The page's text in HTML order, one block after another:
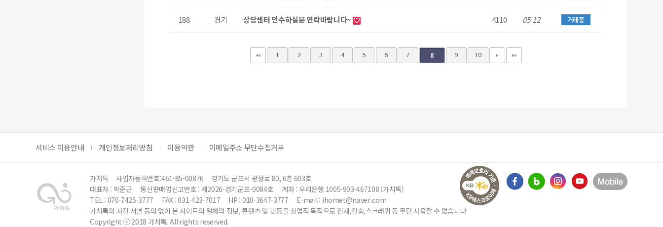
188 경기 상담센터 인수하실분 연락바랍니다~ 4110 05-12 거래중
1 2 3 4 5 6 7 8 9 10
다음
서비스 이용안내 개인정보처리방침 이용약관 이메일주소 무단수집거부
가치톡 사업자등록번호:461-85-00876
경기도 군포시 광정로 80, 6층 603호
대표자 : 박준근
통신판매업신고번호 : 제2026-경기군포-0084호
계좌 : 우리은행 1005-903-467108 (가치톡)
TEL : 070-7425-3777
FAX : 031-423-7017 HP : 010-3647-3777
E-mail : ihomet@naver.com
가치톡의 사전 서면 동의 없이 본 사이트의 일체의 정보, 콘텐츠 및 UI등을 상업적 목적으로 전재,전송,스크래핑 등 무단 사용할 수 없습니다
Copyright ⓒ 2018 가치톡. All rights reserved.